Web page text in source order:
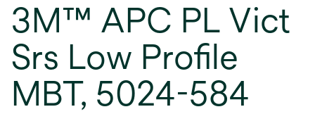
3M™ APC PL Vict
Srs Low Profile
MBT, 5024-584